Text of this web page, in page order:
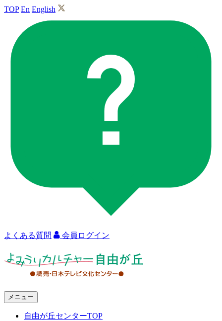
TOP En English
よくある質問 会員ログイン
メニュー
自由が丘センターTOP